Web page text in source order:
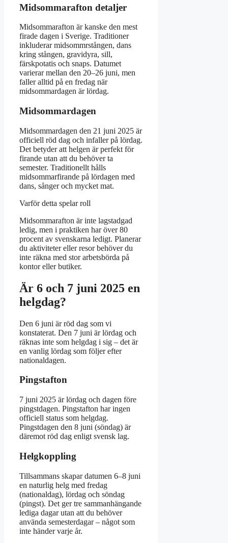
Midsommarafton detaljer
Midsommarafton är kanske den mest
firade dagen i Sverige. Traditioner
inkluderar midsommrstången, dans
kring stången, gravidyra, sill,
färskpotatis och snaps. Datumet
varierar mellan den 20–26 juni, men
faller alltid på en fredag när
midsommardagen är lördag.
Midsommardagen
Midsommardagen den 21 juni 2025 är
officiell röd dag och infaller på lördag.
Det betyder att helgen är perfekt för
firande utan att du behöver ta
semester. Traditionellt hålls
midsommarfirande på lördagen med
dans, sånger och mycket mat.
Varför detta spelar roll
Midsommarafton är inte lagstadgad
ledig, men i praktiken har över 80
procent av svenskarna ledigt. Planerar
du aktiviteter eller resor behöver du
inte räkna med stor arbetsbörda på
kontor eller butiker.
Är 6 och 7 juni 2025 en
helgdag?
Den 6 juni är röd dag som vi
konstaterat. Den 7 juni är lördag och
räknas inte som helgdag i sig – det är
en vanlig lördag som följer efter
nationaldagen.
Pingstafton
7 juni 2025 är lördag och dagen före
pingstdagen. Pingstafton har ingen
officiell status som helgdag.
Pingstdagen den 8 juni (söndag) är
däremot röd dag enligt svensk lag.
Helgkoppling
Tillsammans skapar datumen 6–8 juni
en naturlig helg med fredag
(nationaldag), lördag och söndag
(pingst). Det ger tre sammanhängande
lediga dagar utan att du behöver
använda semesterdagar – något som
inte händer varje år.